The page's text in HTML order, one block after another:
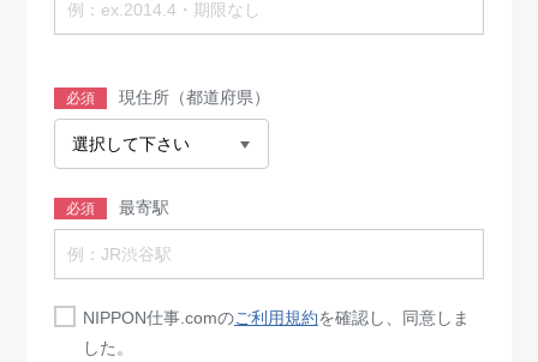
必須 現住所（都道府県）
必須 最寄駅
NIPPON仕事.comのご利用規約を確認し、同意しま
した。